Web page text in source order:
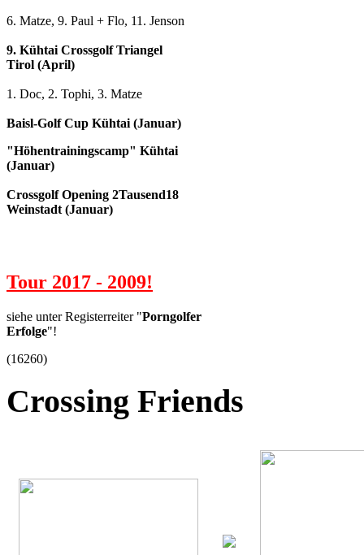
6. Matze, 9. Paul + Flo, 11. Jenson
9. Kühtai Crossgolf Triangel
Tirol (April)
1. Doc, 2. Tophi, 3. Matze
Baisl-Golf Cup Kühtai (Januar)
"Höhentrainingscamp" Kühtai
(Januar)
Crossgolf Opening 2Tausend18
Weinstadt (Januar)
Tour 2017 - 2009!
siehe unter Registerreiter "Porngolfer
Erfolge"!
(16260)
Crossing Friends